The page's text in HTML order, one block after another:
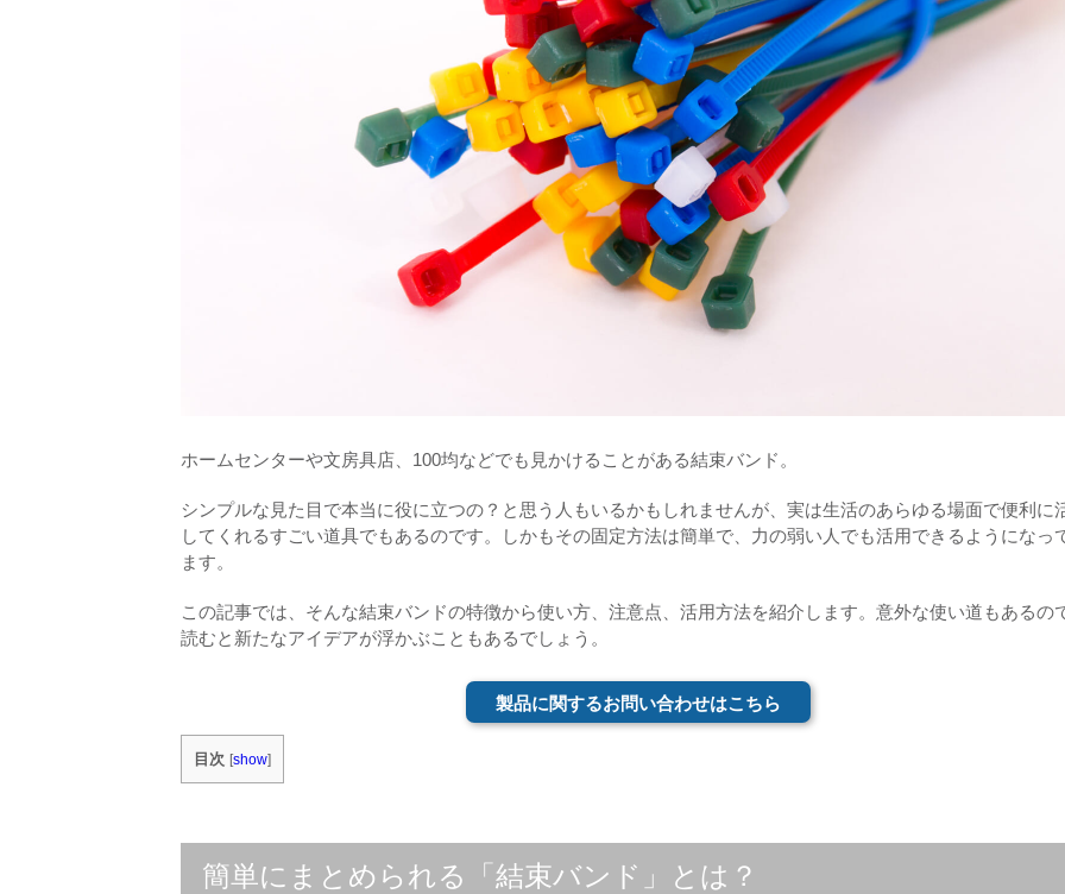
ホームセンターや文房具店、100均などでも見かけることがある結束バンド。
シンプルな見た目で本当に役に立つの？と思う人もいるかもしれませんが、実は生活のあらゆる場面で便利に
してくれるすごい道具でもあるのです。しかもその固定方法は簡単で、力の弱い人でも活用できるようになっ
ます。
この記事では、そんな結束バンドの特徴から使い方、注意点、活用方法を紹介します。意外な使い道もあるの
読むと新たなアイデアが浮かぶこともあるでしょう。
製品に関するお問い合わせはこちら
目次 [show]
簡単にまとめられる「結束バンド」とは？